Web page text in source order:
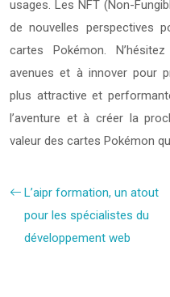
usages. Les NFT (Non-
de nouvelles perspectives
cartes Pokémon.
avenues et à innover pour
plus attractive et
l’aventure et à créer la
valeur des cartes Pokémon
L’aipr formation, un atout
pour les spécialistes du
développement web